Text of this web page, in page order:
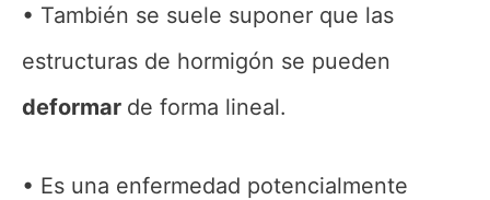
También se suele suponer que las
estructuras de hormigón se pueden
deformar de forma lineal.
Es una enfermedad potencialmente